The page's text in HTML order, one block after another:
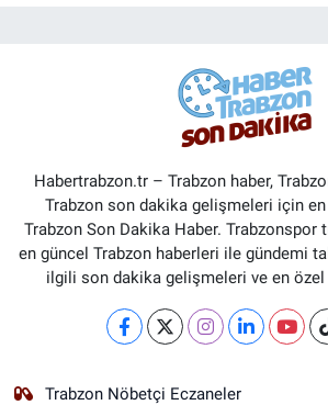
Habertrabzon.tr – Trabzon haber,
Trabzon son dakika gelişmeleri için
Trabzon Son Dakika Haber. Trabzonspor
en güncel Trabzon haberleri ile gündemi
ilgili son dakika gelişmeleri ve en özel
Trabzon Nöbetçi Eczaneler